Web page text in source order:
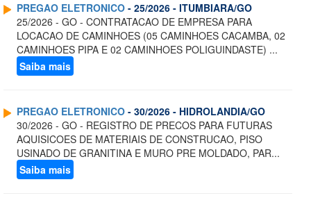
PREGAO ELETRONICO - 25/2026 - ITUMBIARA/GO
25/2026 - GO - CONTRATACAO DE EMPRESA PARA
LOCACAO DE CAMINHOES (05 CAMINHOES CACAMBA, 02
CAMINHOES PIPA E 02 CAMINHOES POLIGUINDASTE) ...
Saiba mais
PREGAO ELETRONICO - 30/2026 - HIDROLANDIA/GO
30/2026 - GO - REGISTRO DE PRECOS PARA FUTURAS
AQUISICOES DE MATERIAIS DE CONSTRUCAO, PISO
USINADO DE GRANITINA E MURO PRE MOLDADO, PAR...
Saiba mais